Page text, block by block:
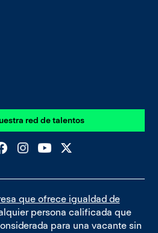
red de talentos
que ofrece igualdad de
persona calificada que
para una vacante sin